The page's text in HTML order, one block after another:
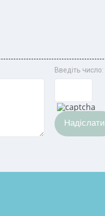
Введіть число:
Надіслати